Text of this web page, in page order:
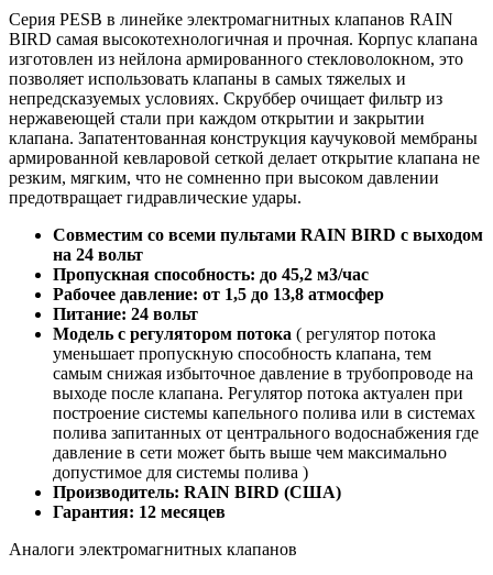
Серия PESB в линейке электромагнитных клапанов RAIN
BIRD самая высокотехнологичная и прочная. Корпус клапана
изготовлен из нейлона армированного стекловолокном, это
позволяет использовать клапаны в самых тяжелых и
непредсказуемых условиях. Скруббер очищает фильтр из
нержавеющей стали при каждом открытии и закрытии
клапана. Запатентованная конструкция каучуковой мембраны
армированной кевларовой сеткой делает открытие клапана не
резким, мягким, что не сомненно при высоком давлении
предотвращает гидравлические удары.
Совместим со всеми пультами RAIN BIRD с выходом
на 24 вольт
Пропускная способность: до 45,2 м3/час
Рабочее давление: от 1,5 до 13,8 атмоcфер
Питание: 24 вольт
Модель с регулятором потока ( регулятор потока
уменьшает пропускную способность клапана, тем
самым снижая избыточное давление в трубопроводе на
выходе после клапана. Регулятор потока актуален при
построение системы капельного полива или в системах
полива запитанных от центрального водоснабжения где
давление в сети может быть выше чем максимально
допустимое для системы полива )
Производитель: RAIN BIRD (США)
Гарантия: 12 месяцев
Аналоги электромагнитных клапанов